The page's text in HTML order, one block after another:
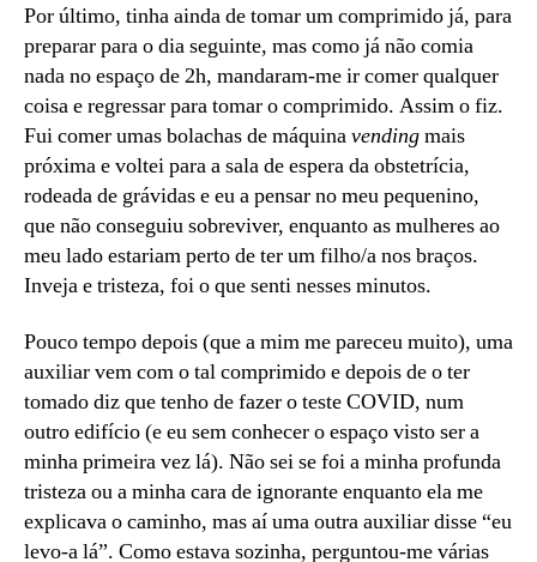
Por último, tinha ainda de tomar um comprimido já, para
preparar para o dia seguinte, mas como já não comia
nada no espaço de 2h, mandaram-me ir comer qualquer
coisa e regressar para tomar o comprimido. Assim o fiz.
Fui comer umas bolachas de máquinavendingmais
próxima e voltei para a sala de espera da obstetrícia,
rodeada de grávidas e eu a pensar no meu pequenino,
que não conseguiu sobreviver, enquanto as mulheres ao
meu lado estariam perto de ter um filho/a nos braços.
Inveja e tristeza, foi o que senti nesses minutos.
Pouco tempo depois (que a mim me pareceu muito), uma
auxiliar vem com o tal comprimido e depois de o ter
tomado diz que tenho de fazer o teste COVID, num
outro edifício (e eu sem conhecer o espaço visto ser a
minha primeira vez lá). Não sei se foi a minha profunda
tristeza ou a minha cara de ignorante enquanto ela me
explicava o caminho, mas aí uma outra auxiliar disse “eu
levo-a lá”. Como estava sozinha, perguntou-me várias